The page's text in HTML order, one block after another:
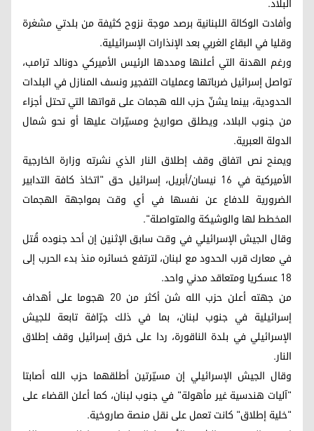
وأفادت الوكالة اللبنانية برصد موجة نزوح كثيفة من بلدتي مشغرة
وقليا في البقاع الغربي بعد الإنذارات الإسرائيلية.
ورغم الهدنة التي أعلنها ومددها الرئيس الأميركي دونالد ترامب،
تواصل إسرائيل ضرباتها وعمليات التفجير ونسف المنازل في البلدات
الحدودية، بينما يشنّ حزب الله هجمات على قواتها التي تحتل أجزاء
من جنوب البلاد، ويطلق صواريخ ومسيّرات عليها أو نحو شمال
الدولة العبرية.
ويمنح نص اتفاق وقف إطلاق النار الذي نشرته وزارة الخارجية
الأميركية في 16 نيسان/أبريل، إسرائيل حق "اتخاذ كافة التدابير
الضرورية للدفاع عن نفسها في أي وقت بمواجهة الهجمات
المخطط لها والوشيكة والمتواصلة".
وقال الجيش الإسرائيلي في وقت سابق الإثنين إن أحد جنوده قُتل
في معارك قرب الحدود مع لبنان، لترتفع خسائره منذ بدء الحرب إلى
18 عسكريا ومتعاقد مدني واحد.
من جهته أعلن حزب الله شن أكثر من 20 هجوما على أهداف
إسرائيلية في جنوب لبنان، بما في ذلك جرّافة تابعة للجيش
الإسرائيلي في بلدة الناقورة، ردا على خرق إسرائيل وقف إطلاق
النار.
وقال الجيش الإسرائيلي إن مسيّرتين أطلقهما حزب الله أصابتا
"آليات هندسية غير مأهولة" في جنوب لبنان، كما أعلن القضاء على
"خلية إطلاق" كانت تعمل على نقل منصة صاروخية.